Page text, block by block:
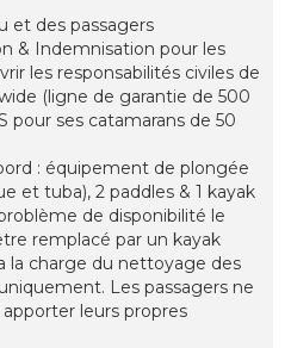
et des passagers
& Indemnisation pour les
les responsabilités civiles de
(ligne de garantie de 500
pour ses catamarans de 50
: équipement de plongée
et tuba), 2 paddles & 1 kayak
de disponibilité le
remplacé par un kayak
la charge du nettoyage des
Les passagers ne
leurs propres